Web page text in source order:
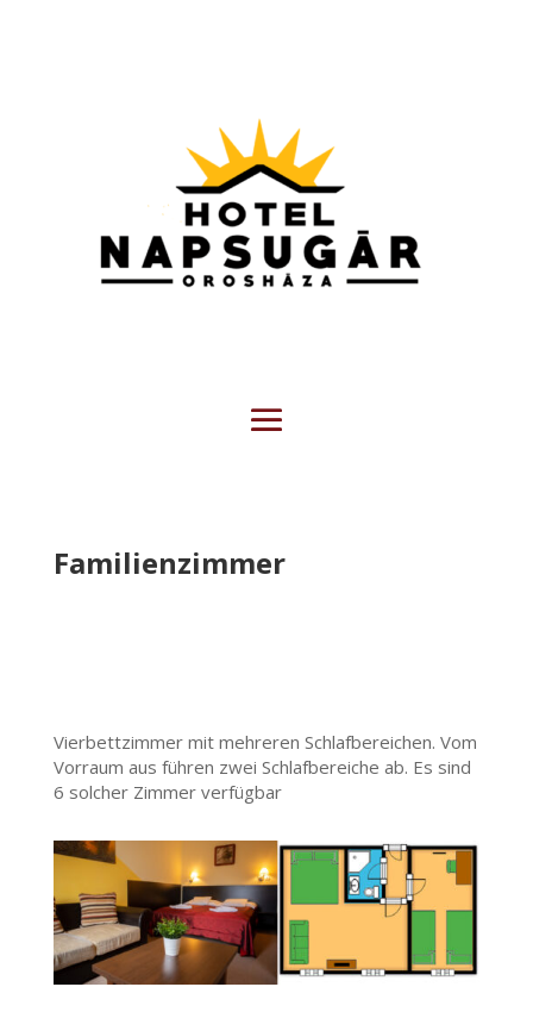
Familienzimmer
Vierbettzimmer mit mehreren Schlafbereichen. Vom
Vorraum aus führen zwei Schlafbereiche ab. Es sind
6 solcher Zimmer verfügbar